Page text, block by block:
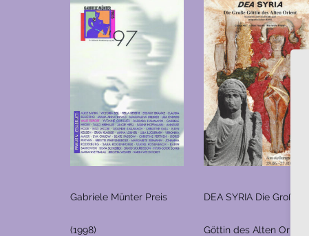
Gabriele Münter Preis
(1998)
DEA SYRIA Die Große
Göttin des Alten Orient